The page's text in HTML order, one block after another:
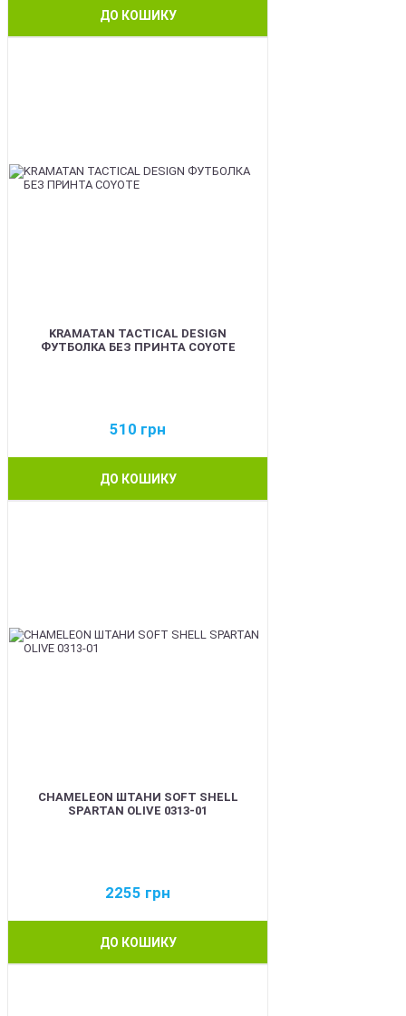
ДО КОШИКУ
KRAMATAN TACTICAL DESIGN
ФУТБОЛКА БЕЗ ПРИНТА COYOTE
510 грн
ДО КОШИКУ
CHAMELEON ШТАНИ SOFT SHELL
SPARTAN OLIVE 0313-01
2255 грн
ДО КОШИКУ